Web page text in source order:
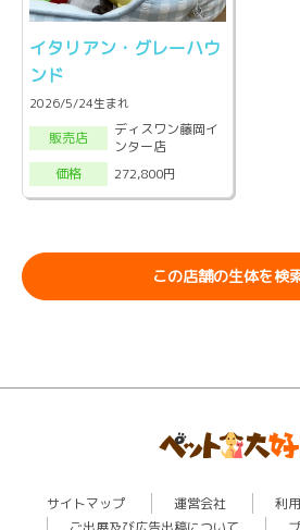
イタリアン・グレーハウ
ンド
2026/5/24生まれ
販売店
ディスワン藤岡イ
ンター店
価格
272,800円
この店舗の生体を検
サイトマップ 運営会社 利